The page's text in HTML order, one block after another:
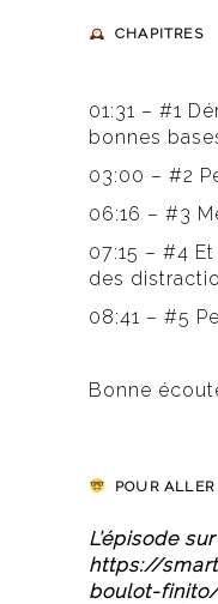
CHAPITRES
01:31 – #1
bonnes
03:00 – #2
06:16 – #3
07:15 – #4
des
08:41 – #5
Bonne
POUR
L’épisode
https://
boulot-